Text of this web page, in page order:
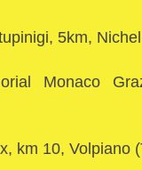
5km,
Monaco
km 10, Volpiano